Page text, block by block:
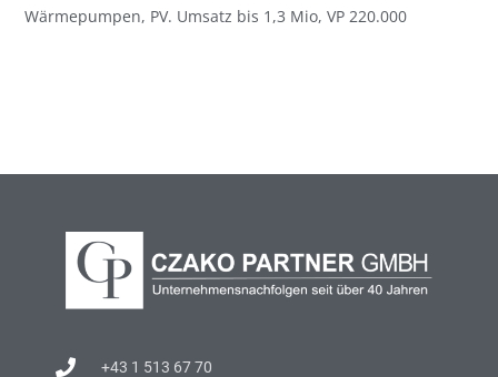
Wärmepumpen, PV. Umsatz bis 1,3 Mio, VP 220.000
+43 1 513 67 70